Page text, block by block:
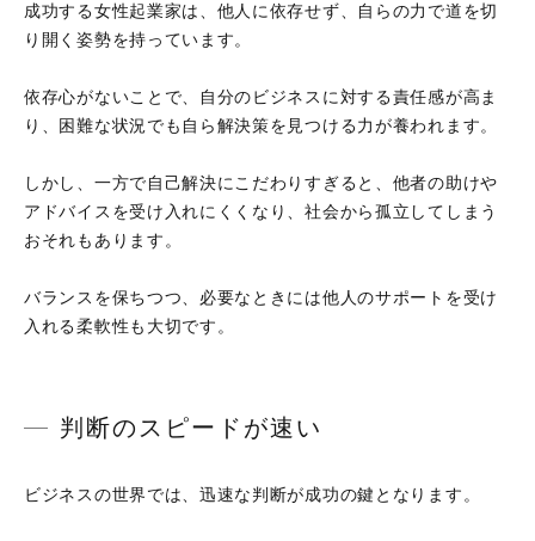
成功する女性起業家は、他人に依存せず、自らの力で道を切
り開く姿勢を持っています。
依存心がないことで、自分のビジネスに対する責任感が高ま
り、困難な状況でも自ら解決策を見つける力が養われます。
しかし、一方で自己解決にこだわりすぎると、他者の助けや
アドバイスを受け入れにくくなり、社会から孤立してしまう
おそれもあります。
バランスを保ちつつ、必要なときには他人のサポートを受け
入れる柔軟性も大切です。
判断のスピードが速い
ビジネスの世界では、迅速な判断が成功の鍵となります。